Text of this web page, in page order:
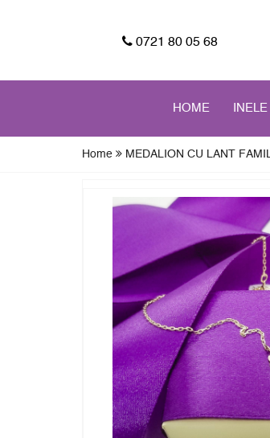
0721 80 05 68
HOME
Home MEDALION CU LANT